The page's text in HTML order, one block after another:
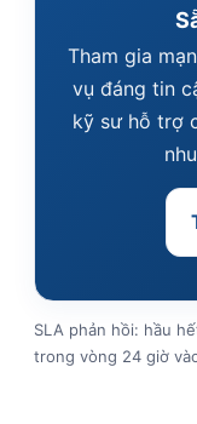
Tham gia
vụ đáng tin
kỹ sư hỗ trợ
SLA phản hồi: hầu
trong vòng 24 giờ